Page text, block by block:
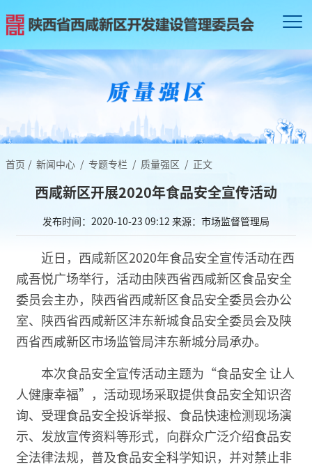
首页 / 新闻中心 / 专题专栏 / 质量强区 / 正文
西咸新区开展2020年食品安全宣传活动
发布时间：2020-10-23 09:12 来源：市场监督管理局
近日，西咸新区2020年食品安全宣传活动在西
咸吾悦广场举行，活动由陕西省西咸新区食品安全
委员会主办，陕西省西咸新区食品安全委员会办公
室、陕西省西咸新区沣东新城食品安全委员会及陕
西省西咸新区市场监管局沣东新城分局承办。
本次食品安全宣传活动主题为“食品安全 让人
人健康幸福”，活动现场采取提供食品安全知识咨
询、受理食品安全投诉举报、食品快速检测现场演
示、发放宣传资料等形式，向群众广泛介绍食品安
全法律法规，普及食品安全科学知识，并对禁止非